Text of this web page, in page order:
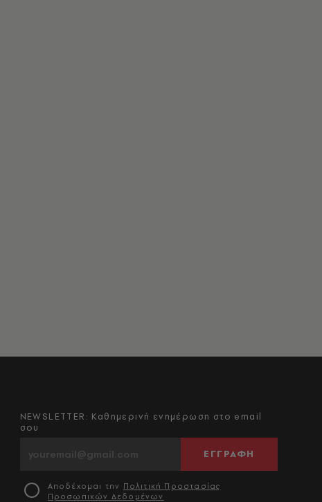
NEWSLETTER: Καθημερινή ενημέρωση στο email
σου
ΕΓΓΡΑΦΗ
Αποδέχομαι την Πολιτική Προστασίας
Προσωπικών Δεδομένων